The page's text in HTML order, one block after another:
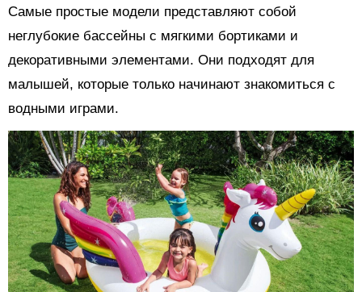
Самые простые модели представляют собой
неглубокие бассейны с мягкими бортиками и
декоративными элементами. Они подходят для
малышей, которые только начинают знакомиться с
водными играми.